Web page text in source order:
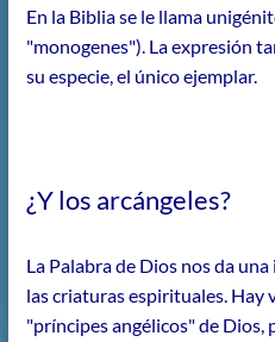
En la Biblia se le llama
"monogenes"). La expresión
su especie, el único ejemplar.
¿Y los arcángeles?
La Palabra de Dios nos da
las criaturas espirituales. Hay
"príncipes angélicos" de Dios,